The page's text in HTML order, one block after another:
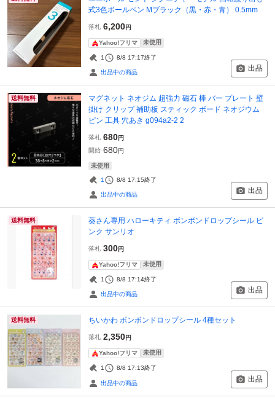
式3色ボールペン Mブラック（黒・赤・青） 0.5mm
落札 6,200円
Yahoo!フリマ 未使用
1 8/8 17:17終了
出品中の商品 出品
送料無料
マグネット ネオジム 超強力 磁石 棒 バー プレート 壁
掛け クリップ 補助板 スティック ボード ネオジウム
ピン 工具 穴あき g094a2-2 2
落札 680円
開始 680円
未使用
1 8/8 17:15終了
出品中の商品 出品
送料無料
葵さん専用 ハローキティ ボンボンドロップシール ピ
ンク サンリオ
落札 300円
Yahoo!フリマ 未使用
1 8/8 17:14終了
出品中の商品 出品
送料無料 ちいかわ ボンボンドロップシール 4種セット
落札 2,350円
Yahoo!フリマ 未使用
1 8/8 17:13終了
出品中の商品 出品